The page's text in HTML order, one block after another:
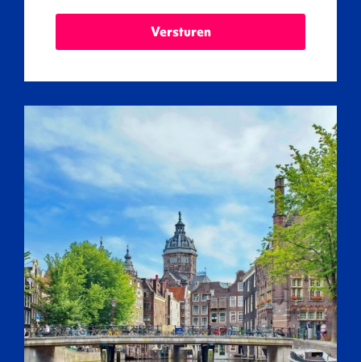
Versturen